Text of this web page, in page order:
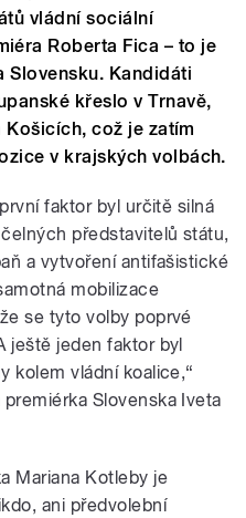
vládní sociální
Roberta Fica – to je
Slovensku. Kandidáti
křeslo v Trnavě,
Košicích, což je zatím
v krajských volbách.
faktor byl určitě silná
představitelů státu,
a vytvoření antifašistické
mobilizace
se tyto volby poprvé
ještě jeden faktor byl
kolem vládní koalice,“
Slovenska Iveta
Mariana Kotleby je
ani předvolební